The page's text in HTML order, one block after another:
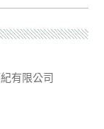
有限公司